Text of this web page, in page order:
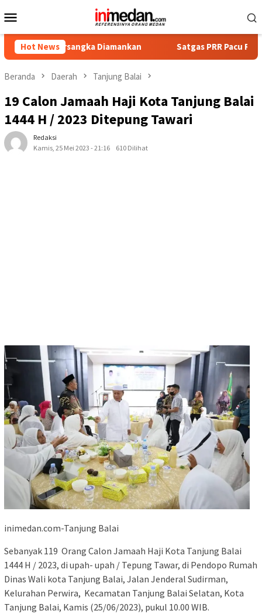
ke
Mobile
Hot NewsDiamankan Satgas PRR Pacu Realisasi
Beranda Daerah Tanjung Balai
19 Calon Jamaah Haji Kota Tanjung Balai
1444 H / 2023 Ditepung Tawari
Redaksi
Kamis, 25 Mei 2023 - 21:16
610 Dilihat
inimedan.com-Tanjung Balai
Sebanyak 119 Orang Calon Jamaah Haji Kota Tanjung Balai
1444 H / 2023, di upah- upah / Tepung Tawar, di Pendopo Rumah
Dinas Wali kota Tanjung Balai, Jalan Jenderal Sudirman,
Kelurahan Perwira, Kecamatan Tanjung Balai Selatan, Kota
Tanjung Balai, Kamis (25/06/2023), pukul 10.00 WIB.